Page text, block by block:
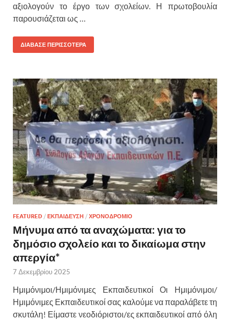
αξιολογούν το έργο των σχολείων. Η πρωτοβουλία
παρουσιάζεται ως …
ΔΙΑΒΑΣΕ ΠΕΡΙΣΣΟΤΕΡΑ
FEATURED / ΕΚΠΑΙΔΕΥΣΗ / ΧΡΟΝΟΔΡΟΜΙΟ
Μήνυμα από τα αναχώματα: για το
δημόσιο σχολείο και το δικαίωμα στην
απεργία*
7 Δεκεμβρίου 2025
Ημιμόνιμοι/Ημιμόνιμες Εκπαιδευτικοί Οι Ημιμόνιμοι/
Ημιμόνιμες Εκπαιδευτικοί σας καλούμε να παραλάβετε τη
σκυτάλη! Είμαστε νεοδιόριστοι/ες εκπαιδευτικοί από όλη